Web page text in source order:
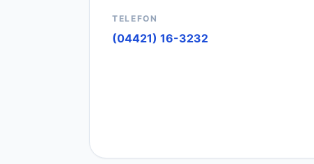
TELEFON
(04421) 16-3232